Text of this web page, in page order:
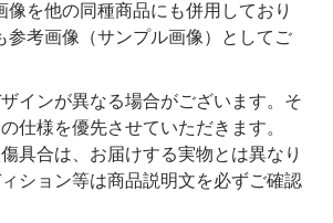
像を他の同種商品にも併用しており
参考画像（サンプル画像）としてご
インが異なる場合がございます。そ
仕様を優先させていただきます。
具合は、お届けする実物とは異なり
ション等は商品説明文を必ずご確認